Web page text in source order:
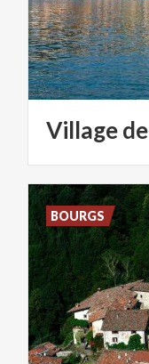
Villagede
BOURGS